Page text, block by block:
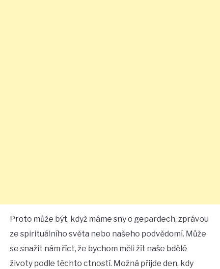
Proto může být, když máme sny o gepardech, zprávou
ze spirituálního světa nebo našeho podvědomí. Může
se snažit nám říct, že bychom měli žít naše bdělé
životy podle těchto ctností. Možná přijde den, kdy